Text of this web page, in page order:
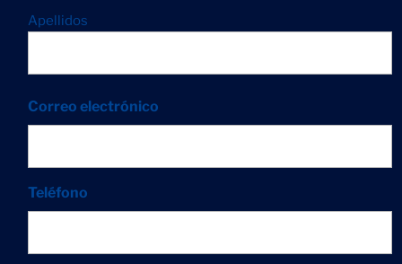
Apellidos
Correo electrónico
Teléfono